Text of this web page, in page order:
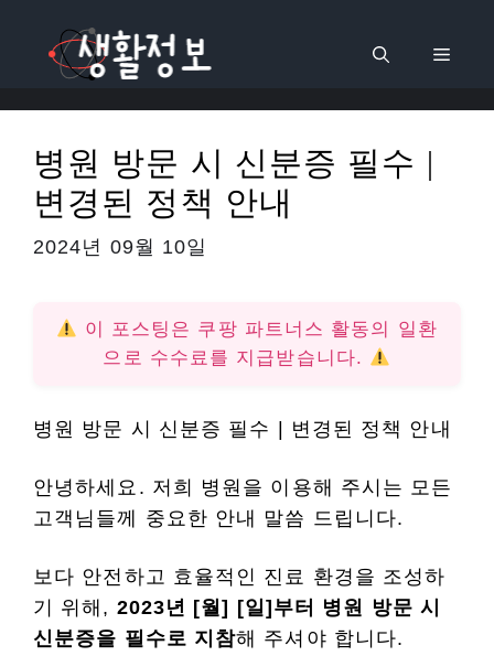
로
메
병원 방문 시 신분증 필수 |
변경된 정책 안내
2024년 09월 10일
이 포스팅은 쿠팡 파트너스 활동의 일환
으로 수수료를 지급받습니다.
병원 방문 시 신분증 필수 | 변경된 정책 안내
안녕하세요. 저희 병원을 이용해 주시는 모든
고객님들께 중요한 안내 말씀 드립니다.
보다 안전하고 효율적인 진료 환경을 조성하
기 위해, 2023년 [월] [일]부터 병원 방문 시
신분증을 필수로 지참해 주셔야 합니다.